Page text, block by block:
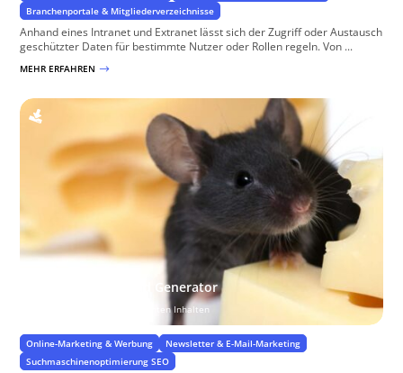
Branchenportale & Mitgliederverzeichnisse
Anhand eines Intranet und Extranet lässt sich der Zugriff oder Austausch
geschützter Daten für bestimmte Nutzer oder Rollen regeln. Von ...
MEHR ERFAHREN $
Downloads als Lead Generator
Leads generieren aus relevanten Inhalten
Online-Marketing & Werbung
Newsletter & E-Mail-Marketing
Suchmaschinenoptimierung SEO